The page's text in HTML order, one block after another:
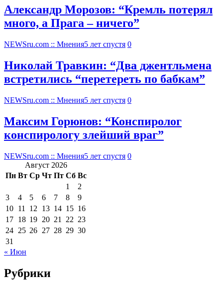
Александр Морозов: “Кремль потерял
много, а Прага – ничего”
NEWSru.com :: Мнения5 лет спустя 0
Николай Травкин: “Два джентльмена
встретились “перетереть по бабкам”
NEWSru.com :: Мнения5 лет спустя 0
Максим Горюнов: “Конспиролог
конспирологу злейший враг”
NEWSru.com :: Мнения5 лет спустя 0
Август 2026
Пн Вт Ср Чт Пт Сб Вс
1
2
3
4 5 6 7 8
9
10 11 12 13 14 15 16
17 18 19 20 21 22 23
24 25 26 27 28 29 30
31
« Июн
Рубрики